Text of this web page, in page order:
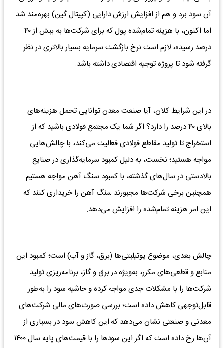
آن سود برد و هم از افزایش ارزش دارایی (کپیتال گین) بهره‌مند شد
اما اکنون، با هزینه تمام‌شده پول که برای شرکت‌ها به بیش از ۴۰
درصد رسیده، لازم است نرخ بازگشت سرمایه بسیار بالاتری در نظر
گرفته شود تا پروژه توجیه اقتصادی داشته باشد.
در این شرایط کلان، آیا صنعت معدن توانایی تحمل هزینه‌های
بالای ۴۰ درصد را دارد؟ اگر شما یک مجتمع فولادی باشید که از
استخراج تا تولید مقاطع فولادی فعالیت می‌کند، با چالش‌هایی
مواجه هستید؛ نخست، به دلیل کمبود سرمایه‌گذاری در صنایع
بالادستی در سال‌های گذشته، با کمبود سنگ آهن مواجه هستیم
همچنین برخی شرکت‌ها مجبورند سنگ آهن را خریداری کنند که
این امر هزینه تمام‌شده را افزایش می‌دهد.
چالش بعدی، موضوع یوتیلیتی‌ها (برق، گاز و آب) است؛ کمبود این
منابع و قطعی‌های مکرر، به‌ویژه در برق و گاز، برنامه‌ریزی تولید
شرکت‌ها را با مشکلات جدی مواجه کرده و حاشیه سود را به‌طور
قابل‌توجهی کاهش داده است؛ بررسی صورت‌های مالی شرکت‌های
معدنی و صنعتی نشان می‌دهد که این کاهش سود در بسیاری از
آن‌ها رخ داده است که اگر این سودها را با قیمت‌های پایه سال ۱۴۰۰